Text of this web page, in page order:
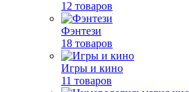
12 товаров
Фэнтези
18 товаров
Игры и кино
11 товаров